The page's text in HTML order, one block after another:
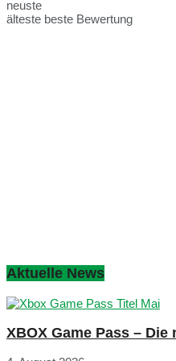
neuste
älteste beste Bewertung
Aktuelle News
XBOX Game Pass –